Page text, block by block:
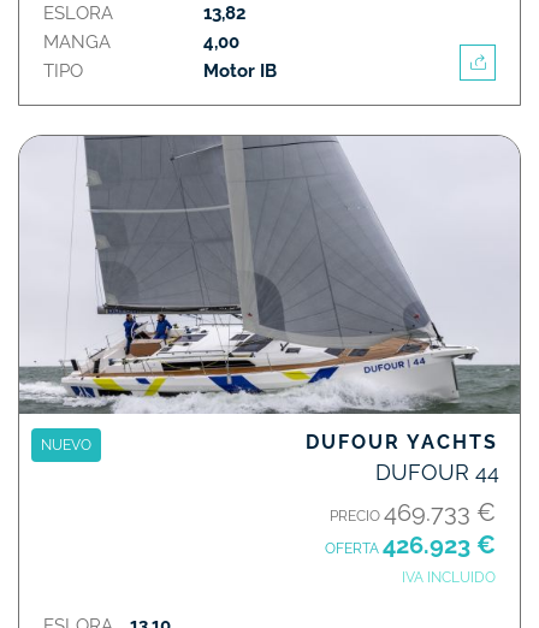
ESLORA
MANGA
TIPO
13,82
4,00
Motor IB
NUEVO DUFOUR YACHTS
DUFOUR 44
PRECIO 469.733 €
OFERTA 426.923 €
IVA INCLUIDO